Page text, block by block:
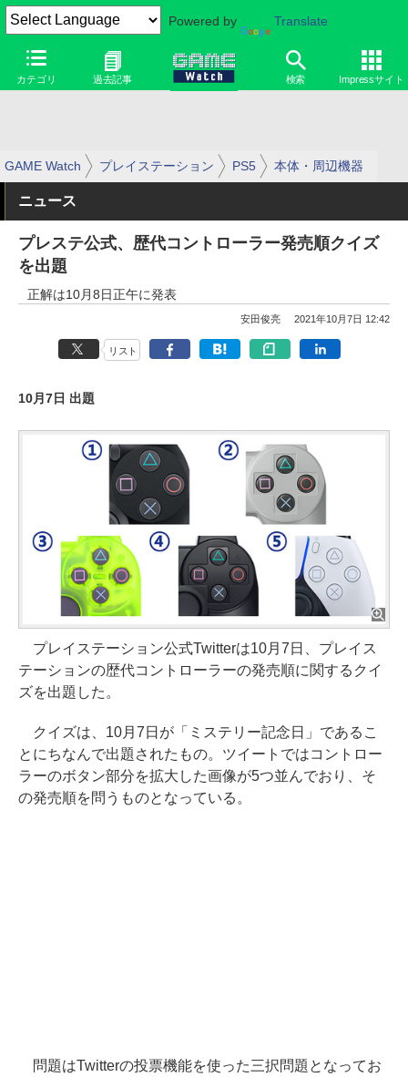
Powered by Translate
カテゴリ 過去記事 検索 Impressサイト
GAME Watch プレイステーション PS5 本体・周辺機器
ニュース
プレステ公式、歴代コントローラー発売順クイズ
を出題
正解は10月8日正午に発表
安田俊亮 2021年10月7日 12:42
リスト
10月7日 出題
プレイステーション公式Twitterは10月7日、プレイス
テーションの歴代コントローラーの発売順に関するクイ
ズを出題した。
クイズは、10月7日が「ミステリー記念日」であるこ
とにちなんで出題されたもの。ツイートではコントロー
ラーのボタン部分を拡大した画像が5つ並んでおり、そ
の発売順を問うものとなっている。
問題はTwitterの投票機能を使った三択問題となってお